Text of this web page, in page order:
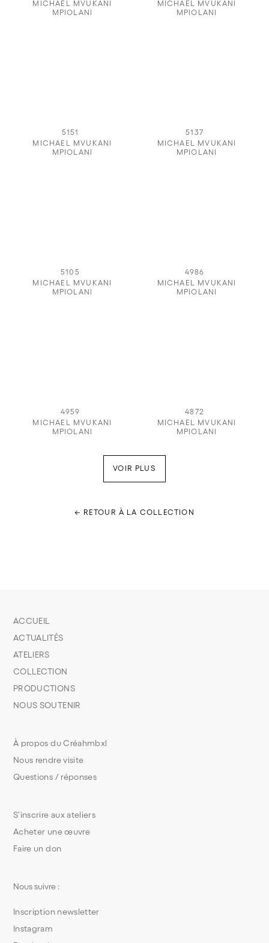
MICHAEL MVUKANI
MPIOLANI
MICHAEL MVUKANI
MPIOLANI
5151
MICHAEL MVUKANI
MPIOLANI
5137
MICHAEL MVUKANI
MPIOLANI
5105
MICHAEL MVUKANI
MPIOLANI
4986
MICHAEL MVUKANI
MPIOLANI
4959
MICHAEL MVUKANI
MPIOLANI
4872
MICHAEL MVUKANI
MPIOLANI
VOIR PLUS
← RETOUR À LA COLLECTION
S’inscrire aux ateliers
Acheter une œuvre
Faire un don
À propos du Créahmbxl
Nous rendre visite
Questions / réponses
ACCUEIL
ACTUALITÉS
ATELIERS
COLLECTION
PRODUCTIONS
NOUS SOUTENIR
Nous suivre :
Inscription newsletter
Instagram